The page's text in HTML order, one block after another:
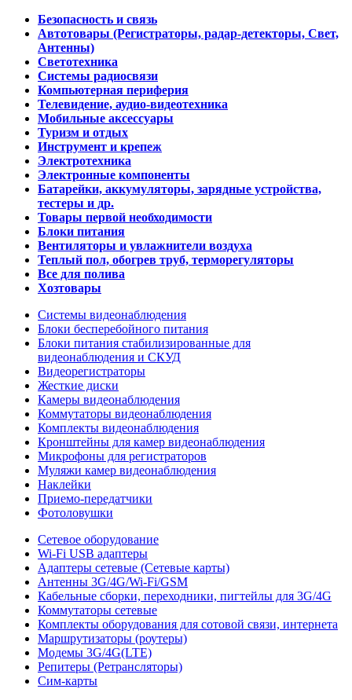
Безопасность и связь
Автотовары (Регистраторы, радар-детекторы, Свет,
Антенны)
Светотехника
Системы радиосвязи
Компьютерная периферия
Телевидение, аудио-видеотехника
Мобильные аксессуары
Туризм и отдых
Инструмент и крепеж
Электротехника
Электронные компоненты
Батарейки, аккумуляторы, зарядные устройства,
тестеры и др.
Товары первой необходимости
Блоки питания
Вентиляторы и увлажнители воздуха
Теплый пол, обогрев труб, терморегуляторы
Все для полива
Хозтовары
Системы видеонаблюдения
Блоки бесперебойного питания
Блоки питания стабилизированные для
видеонаблюдения и СКУД
Видеорегистраторы
Жесткие диски
Камеры видеонаблюдения
Коммутаторы видеонаблюдения
Комплекты видеонаблюдения
Кронштейны для камер видеонаблюдения
Микрофоны для регистраторов
Муляжи камер видеонаблюдения
Наклейки
Приемо-передатчики
Фотоловушки
Сетевое оборудование
Wi-Fi USB адаптеры
Адаптеры сетевые (Сетевые карты)
Антенны 3G/4G/Wi-Fi/GSM
Кабельные сборки, переходники, пигтейлы для 3G/4G
Коммутаторы сетевые
Комплекты оборудования для сотовой связи, интернета
Маршрутизаторы (роутеры)
Модемы 3G/4G(LTE)
Репитеры (Ретрансляторы)
Сим-карты